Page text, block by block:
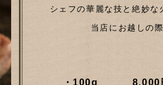
シェフの華麗な技と絶妙な
当店にお越しの
・100g 8,000